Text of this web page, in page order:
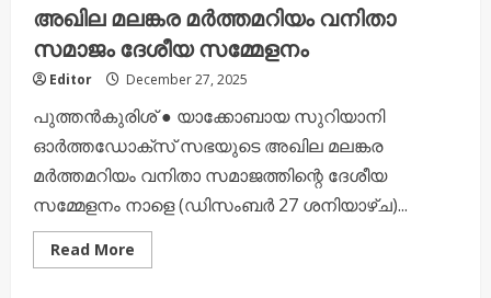
അഖില മലങ്കര മർത്തമറിയം വനിതാ
സമാജം ദേശീയ സമ്മേളനം
Editor December 27, 2025
പുത്തൻകുരിശ് ● യാക്കോബായ സുറിയാനി
ഓർത്തഡോക്സ് സഭയുടെ അഖില മലങ്കര
മർത്തമറിയം വനിതാ സമാജത്തിന്റെ ദേശീയ
സമ്മേളനം നാളെ (ഡിസംബർ 27 ശനിയാഴ്ച)...
Read More
more